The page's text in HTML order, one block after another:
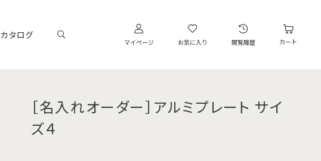
カタログ
マイページ お気に入り 閲覧履歴 カート
［名入れオーダー］アルミプレート サイ
ズ４